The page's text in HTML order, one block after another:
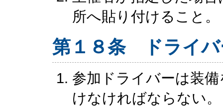
所へ貼り付けること。
第１８条 ドライバ
参加ドライバーは装
けなければならない。